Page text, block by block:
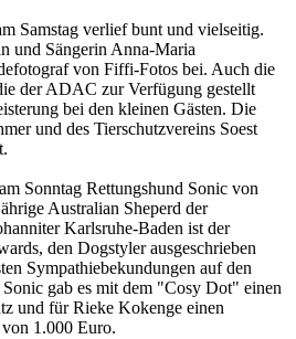
Samstag verlief bunt und vielseitig.
und Sängerin Anna-Maria
von Fiffi-Fotos bei. Auch die
der ADAC zur Verfügung gestellt
bei den kleinen Gästen. Die
und des Tierschutzvereins Soest
Sonntag Rettungshund Sonic von
Australian Sheperd der
Karlsruhe-Baden ist der
den Dogstyler ausgeschrieben
Sympathiebekundungen auf den
gab es mit dem "Cosy Dot" einen
und für Rieke Kokenge einen
1.000 Euro.